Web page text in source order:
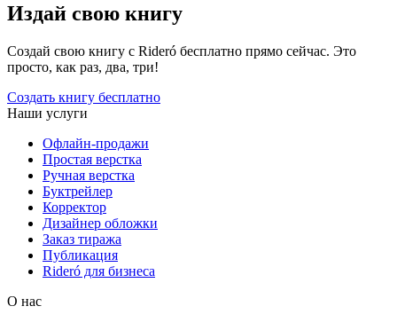
Издай свою книгу
Создай свою книгу с Rideró бесплатно прямо сейчас. Это
просто, как раз, два, три!
Создать книгу бесплатно
Наши услуги
Офлайн-продажи
Простая верстка
Ручная верстка
Буктрейлер
Корректор
Дизайнер обложки
Заказ тиража
Публикация
Rideró для бизнеса
О нас